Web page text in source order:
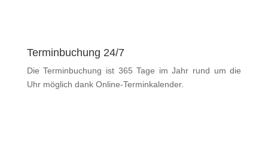
Terminbuchung 24/7
Die Terminbuchung ist 365 Tage im Jahr rund um die
Uhr möglich dank Online-Terminkalender.